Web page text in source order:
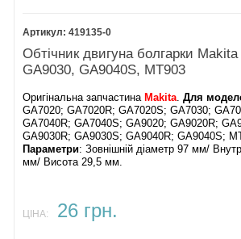
419135-0
Обтічник двигуна болгарки
GA9030, GA9040S, MT903
Оригінальна запчастина Makita.Для
GA7020; GA7020R; GA7020S; GA7030;
GA7040R; GA7040S; GA9020; GA9020R;
GA9030R; GA9030S; GA9040R; GA9040S;
Параметри: Зовнішній діаметр 97 мм/
мм/ Висота 29,5 мм.
ЦІНА: 26 грн.